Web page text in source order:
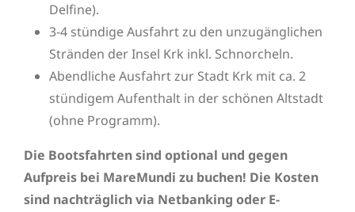
Delfine).
3-4 stündige Ausfahrt zu den unzugänglichen
Stränden der Insel Krk inkl. Schnorcheln.
Abendliche Ausfahrt zur Stadt Krk mit ca. 2
stündigem Aufenthalt in der schönen Altstadt
(ohne Programm).
Die Bootsfahrten sind optional und gegen
Aufpreis bei MareMundi zu buchen! Die Kosten
sind nachträglich via Netbanking oder E-